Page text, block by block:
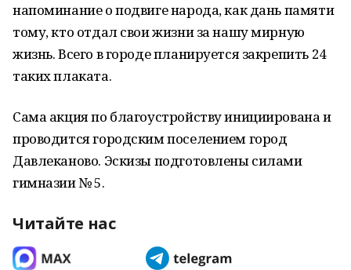
напоминание о подвиге народа, как дань памяти
тому, кто отдал свои жизни за нашу мирную
жизнь. Всего в городе планируется закрепить 24
таких плаката.
Сама акция по благоустройству инициирована и
проводится городским поселением город
Давлеканово. Эскизы подготовлены силами
гимназии № 5.
Читайте нас